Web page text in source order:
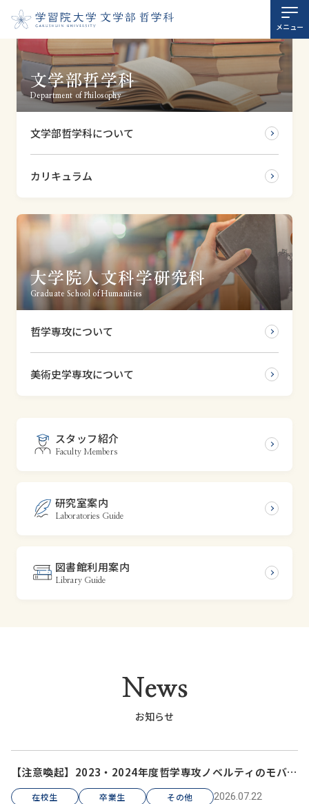
メニュー
文学部哲学科
Department of Philosophy
文学部哲学科について
カリキュラム
大学院人文科学研究科
Graduate School of Humanities
哲学専攻について
美術史学専攻について
スタッフ紹介
Faculty Members
研究室案内
Laboratories Guide
図書館利用案内
Library Guide
News
お知らせ
【注意喚起】2023・2024年度哲学専攻ノベルティのモバイ
ルバッテリーについて
在校生 卒業生 その他 2026.07.22
ホーム
大学
大学院
スタッフ紹介
研究室案内
お知らせ
学習院大学哲学会
学習院大学
English